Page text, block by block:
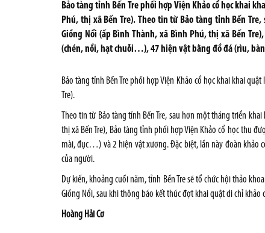
Bảo tàng tỉnh Bến Tre phối hợp Viện Khảo cổ học khai
Phú, thị xã Bến Tre). Theo tin từ Bảo tàng tỉnh Bến
Giồng Nổi (ấp Bình Thành, xã Bình Phú, thị xã Bến
(chén, nồi, hạt chuỗi…), 47 hiện vật bằng đồ đá (rìu,
Bảo tàng tỉnh Bến Tre phối hợp Viện Khảo cổ học khai khai
Tre).
Theo tin từ Bảo tàng tỉnh Bến Tre, sau hơn một tháng triển
thị xã Bến Tre), Bảo tàng tỉnh phối hợp Viện Khảo cổ học thu
mài, đục…) và 2 hiện vật xương. Đặc biệt, lần này đoàn khảo
của người.
Dự kiến, khoảng cuối năm, tỉnh Bến Tre sẽ tổ chức hội thảo
Giồng Nổi, sau khi thông báo kết thúc đợt khai quật di chỉ khảo
Hoàng Hải Cơ